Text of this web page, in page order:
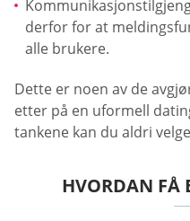
derfor for at
alle brukere.
Dette er noen av de
etter på en uformell
tankene kan du aldri
HVORDAN FÅ